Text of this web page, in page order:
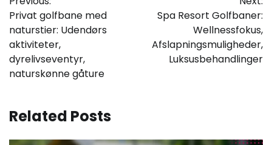
navigation
Privat golfbane med
naturstier: Udendørs
aktiviteter,
dyrelivseventyr,
naturskønne gåture
Spa Resort Golfbaner:
Wellnessfokus,
Afslapningsmuligheder,
Luksusbehandlinger
Related Posts